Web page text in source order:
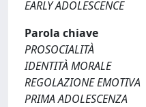
EARLY ADOLESCENCE
Parola chiave
PROSOCIALITÀ
IDENTITÀ MORALE
REGOLAZIONE EMOTIVA
PRIMA ADOLESCENZA